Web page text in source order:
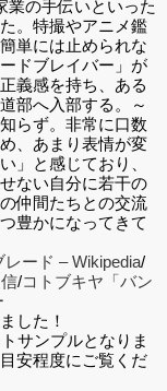
業の手伝いといった
。特撮やアニメ鑑
単には止められな
ドブレイバー」が
義感を持ち、ある
部へ入部する。～
らず。非常に口数
、あまり表情が変
」と感じており、
ない自分に若干の
仲間たちとの交流
豊かになってきて
ード – Wikipedia/
/コトブキヤ「バン
した！
サンプルとなりま
安程度にご覧くだ